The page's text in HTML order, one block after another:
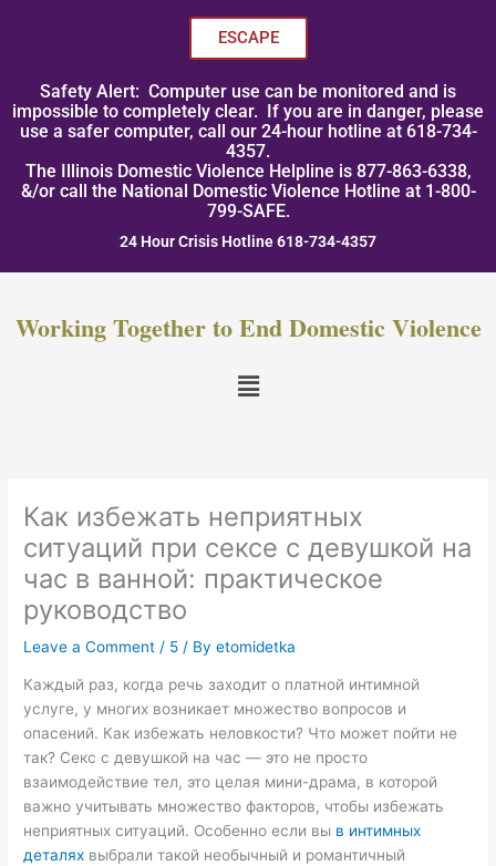
ESCAPE
Safety Alert: Computer use can be monitored and is
impossible to completely clear. If you are in danger, please
use a safer computer, call our 24-hour hotline at 618-734-
4357.
The Illinois Domestic Violence Helpline is 877-863-6338,
&/or call the National Domestic Violence Hotline at 1-800-
799-SAFE.
24 Hour Crisis Hotline 618-734-4357
Working Together to End Domestic Violence
Menu
Как избежать неприятных
ситуаций при сексе с девушкой на
час в ванной: практическое
руководство
Leave a Comment / 5 / Byetomidetka
Каждый раз, когда речь заходит о платной интимной
услуге, у многих возникает множество вопросов и
опасений. Как избежать неловкости? Что может пойти не
так? Секс с девушкой на час — это не просто
взаимодействие тел, это целая мини-драма, в которой
важно учитывать множество факторов, чтобы избежать
неприятных ситуаций. Особенно если вы в интимных
деталях выбрали такой необычный и романтичный